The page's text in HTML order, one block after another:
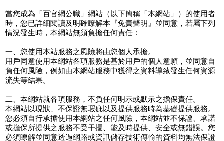
當您成為「百官網公職」網站（以下簡稱「本網站」）的使用者
時，您已詳細閱讀及明確瞭解本『免責聲明』並同意，若屬下列
情況發生時，本網站無須負擔任何責任：
一、您使用本站服務之風險將由您個人承擔。
用戶同意使用本網站各項服務是基於用戶的個人意願，並同意自
負任何風險，例如由本網站服務中獲得之資料導致發生任何資源
流失等結果。
二、本網站就各項服務，不負任何明示或默示之擔保責任。
本網站以現狀、不保證無瑕疵以及提供服務時為基礎提供服務。
您必須自行承擔使用本網站之任何風險，本網站並不保證、承諾
或擔保所提供之服務不受干擾、能及時提供、安全或無錯誤。您
必須瞭解並同意透過網路或資訊儲存技術傳輸的資料均無法保證